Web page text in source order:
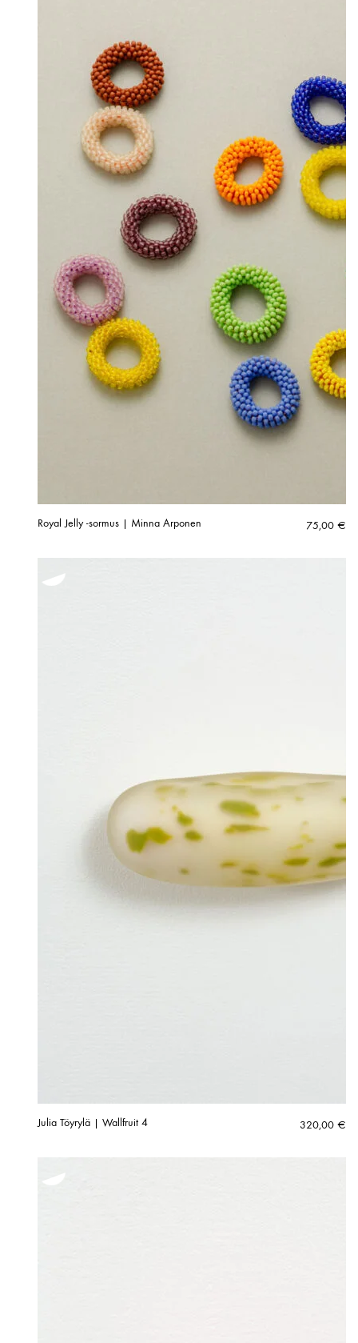
Royal Jelly -sormus | Minna Arponen 75,00 €
Julia Töyrylä | Wallfruit 4 320,00 €